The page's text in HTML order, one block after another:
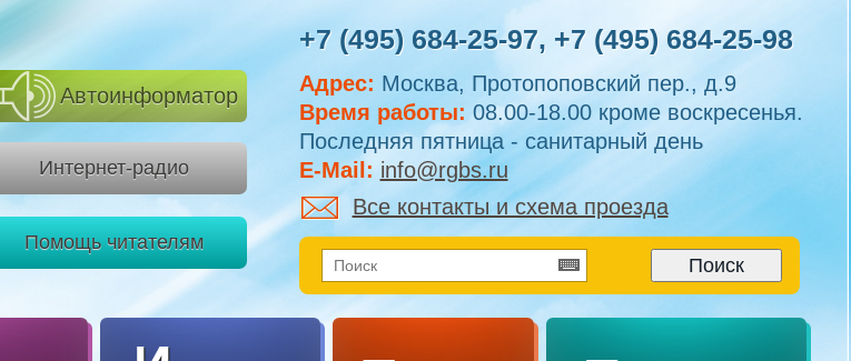
Автоинформатор
Интернет-радио
Помощь читателям
+7 (495) 684-25-97, +7 (495) 684-25-98
Адрес: Москва, Протопоповский пер., д.9
Время работы: 08.00-18.00 кроме воскресенья.
Последняя пятница - санитарный день
E-Mail: info@rgbs.ru
Все контакты и схема проезда